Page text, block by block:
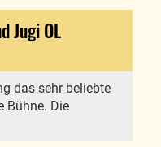
Jugi OL
das sehr beliebte
Bühne. Die